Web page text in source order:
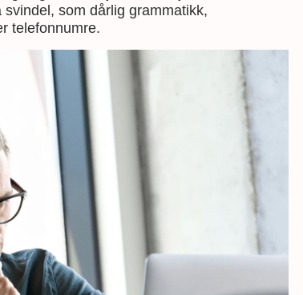
som dårlig grammatikk,
telefonnumre.